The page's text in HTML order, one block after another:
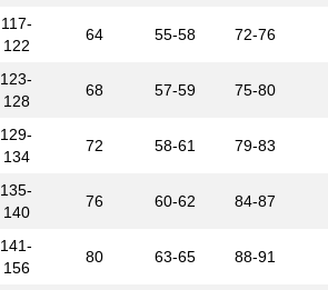
117-
122
64 55-58 72-76
123-
128
68 57-59 75-80
129-
134
72 58-61 79-83
135-
140
76 60-62 84-87
141-
156
80 63-65 88-91